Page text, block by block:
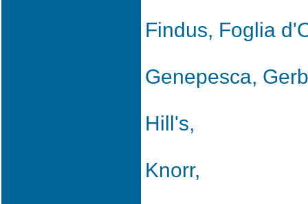
Findus, Foglia
Genepesca,
Hill's,
Knorr,